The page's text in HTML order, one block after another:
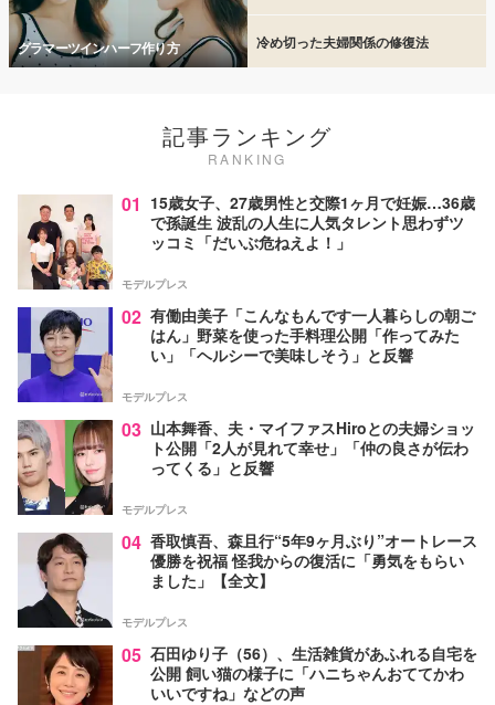
グラマーツインハーフ作り方 冷め切った夫婦関係の修復法
記事ランキング
RANKING
01 15歳女子、27歳男性と交際1ヶ月で妊娠…36歳
で孫誕生 波乱の人生に人気タレント思わずツ
ッコミ「だいぶ危ねえよ！」
モデルプレス
02 有働由美子「こんなもんです一人暮らしの朝ご
はん」野菜を使った手料理公開「作ってみた
い」「ヘルシーで美味しそう」と反響
モデルプレス
03 山本舞香、夫・マイファスHiroとの夫婦ショッ
ト公開「2人が見れて幸せ」「仲の良さが伝わ
ってくる」と反響
モデルプレス
04 香取慎吾、森且行“5年9ヶ月ぶり”オートレース
優勝を祝福 怪我からの復活に「勇気をもらい
ました」【全文】
モデルプレス
05 石田ゆり子（56）、生活雑貨があふれる自宅を
公開 飼い猫の様子に「ハニちゃんおててかわ
いいですね」などの声